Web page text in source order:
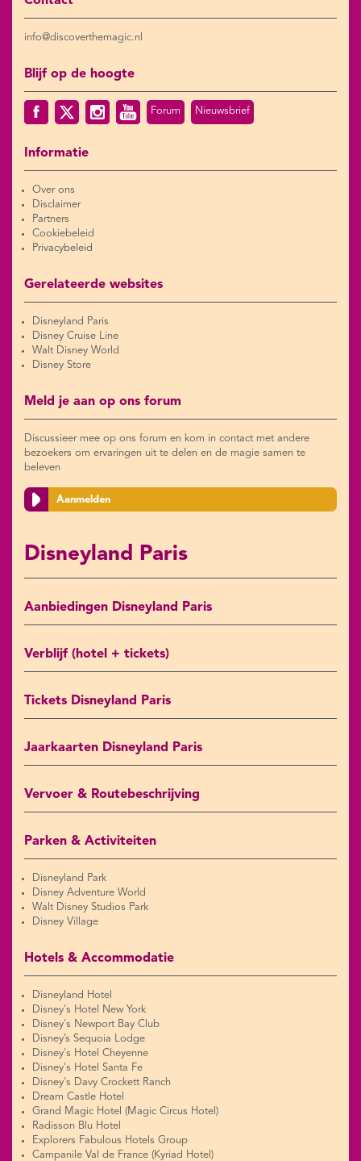
info@discoverthemagic.nl
Blijf op de hoogte
Forum Nieuwsbrief
Informatie
Over ons
Disclaimer
Partners
Cookiebeleid
Privacybeleid
Gerelateerde websites
Disneyland Paris
Disney Cruise Line
Walt Disney World
Disney Store
Meld je aan op ons forum
Discussieer mee op ons forum en kom in contact met andere
bezoekers om ervaringen uit te delen en de magie samen te
beleven
Aanmelden
Disneyland Paris
Aanbiedingen Disneyland Paris
Verblijf (hotel + tickets)
Tickets Disneyland Paris
Jaarkaarten Disneyland Paris
Vervoer & Routebeschrijving
Parken & Activiteiten
Disneyland Park
Disney Adventure World
Walt Disney Studios Park
Disney Village
Hotels & Accommodatie
Disneyland Hotel
Disney's Hotel New York
Disney's Newport Bay Club
Disney’s Sequoia Lodge
Disney's Hotel Cheyenne
Disney's Hotel Santa Fe
Disney's Davy Crockett Ranch
Dream Castle Hotel
Grand Magic Hotel (Magic Circus Hotel)
Radisson Blu Hotel
Explorers Fabulous Hotels Group
Campanile Val de France (Kyriad Hotel)